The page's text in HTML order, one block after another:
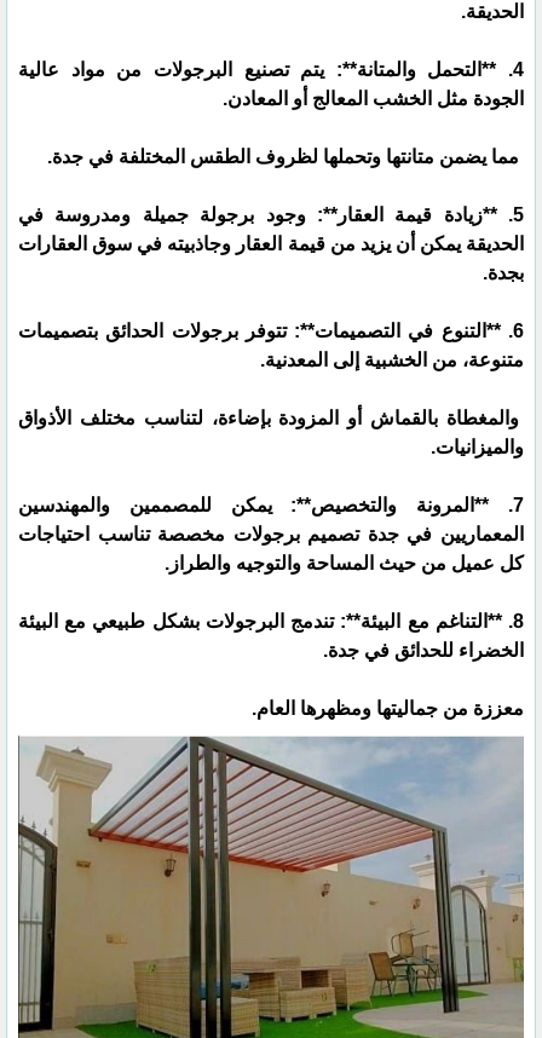
الحديقة.
4. **التحمل والمتانة**: يتم تصنيع البرجولات من مواد عالية
الجودة مثل الخشب المعالج أو المعادن.
مما يضمن متانتها وتحملها لظروف الطقس المختلفة في جدة.
5. **زيادة قيمة العقار**: وجود برجولة جميلة ومدروسة في
الحديقة يمكن أن يزيد من قيمة العقار وجاذبيته في سوق العقارات
بجدة.
6. **التنوع في التصميمات**: تتوفر برجولات الحدائق بتصميمات
متنوعة، من الخشبية إلى المعدنية.
والمغطاة بالقماش أو المزودة بإضاءة، لتناسب مختلف الأذواق
والميزانيات.
7. **المرونة والتخصيص**: يمكن للمصممين والمهندسين
المعماريين في جدة تصميم برجولات مخصصة تناسب احتياجات
كل عميل من حيث المساحة والتوجيه والطراز.
8. **التناغم مع البيئة**: تندمج البرجولات بشكل طبيعي مع البيئة
الخضراء للحدائق في جدة.
معززة من جماليتها ومظهرها العام.